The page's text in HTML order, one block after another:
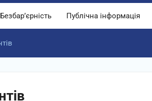
Безбар’єрність Публічна інформація